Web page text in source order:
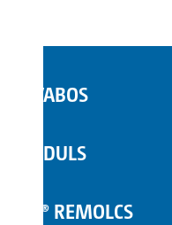
LAVABOS
MÒDULS
TOI® REMOLCS